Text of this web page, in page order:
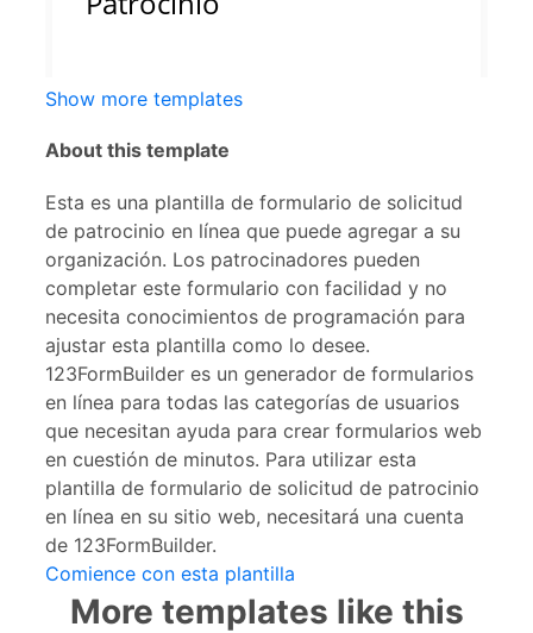
Show more templates
About this template
Esta es una plantilla de formulario de solicitud
de patrocinio en línea que puede agregar a su
organización. Los patrocinadores pueden
completar este formulario con facilidad y no
necesita conocimientos de programación para
ajustar esta plantilla como lo desee.
123FormBuilder es un generador de formularios
en línea para todas las categorías de usuarios
que necesitan ayuda para crear formularios web
en cuestión de minutos. Para utilizar esta
plantilla de formulario de solicitud de patrocinio
en línea en su sitio web, necesitará una cuenta
de 123FormBuilder.
Comience con esta plantilla
More templates like this